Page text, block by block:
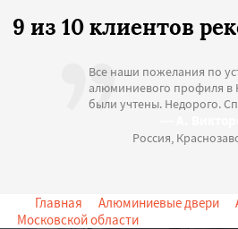
9 из 10 клиентов
Все наши пожелания по
алюминиевого профиля в
были учтены. Недорого.
Россия,
Главная Алюминиевые двери
Московской области-> Алюминиевые